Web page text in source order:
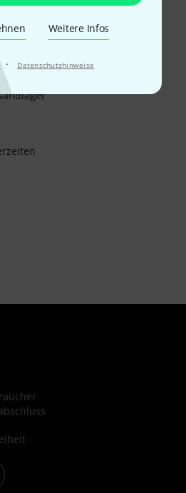
Weitere Infos
· Datenschutzhinweise